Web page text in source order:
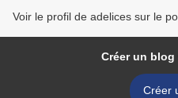
Voir le profil de adelices sur le
Créer un
Créer